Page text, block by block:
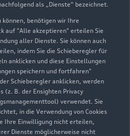
als „Dienste“ bezeichnet.
können, benötigen wir Ihre
auf "Alle akzeptieren" erteilen Sie
aller Dienste. Sie können auch
indem Sie die Schieberegler für
anklicken und diese Einstellungen
speichern und fortfahren"
Schieberegler anklicken, werden
(z. B. der Ensighten Privacy
verwendet. Sie
in die Verwendung von Cookies
Ihre Einwilligung nicht erteilen,
Dienste möglicherweise nicht
amDonnerstag
Zurück nach oben